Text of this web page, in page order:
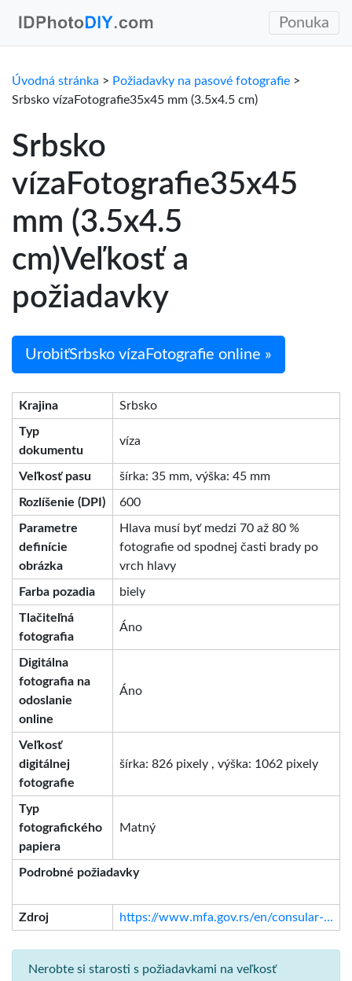
Ponuka
Úvodná stránka > Požiadavky na pasové fotografie >
Srbsko vízaFotografie35x45 mm (3.5x4.5 cm)
Srbsko
vízaFotografie35x45
mm (3.5x4.5
cm)Veľkosť a
požiadavky
UrobiťSrbsko vízaFotografie online »
Krajina Srbsko
Typ
dokumentu
víza
Veľkosť pasu šírka: 35 mm, výška: 45 mm
Rozlíšenie (DPI) 600
Parametre
definície
obrázka
Hlava musí byť medzi 70 až 80 %
fotografie od spodnej časti brady po
vrch hlavy
Farba pozadia biely
Tlačiteľná
fotografia
Áno
Digitálna
fotografia na
odoslanie
online
Áno
Veľkosť
digitálnej
fotografie
šírka: 826 pixely , výška: 1062 pixely
Typ
fotografického
papiera
Matný
Podrobné požiadavky
Zdroj https://www.mfa.gov.rs/en/consular-...
Nerobte si starosti s požiadavkami na veľkosť